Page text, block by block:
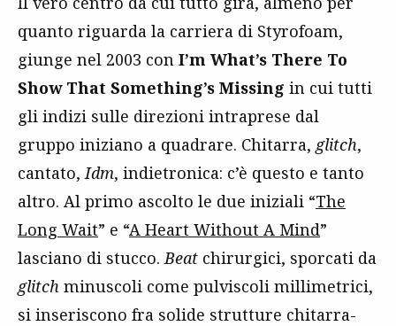
quanto riguarda la carriera di Styrofoam,
giunge nel 2003 con I’m What’s There To
Show That Something’s Missing in cui tutti
gli indizi sulle direzioni intraprese dal
gruppo iniziano a quadrare. Chitarra, glitch,
cantato, Idm, indietronica: c’è questo e tanto
altro. Al primo ascolto le due iniziali “The
Long Wait” e “A Heart Without A Mind”
lasciano di stucco. Beat chirurgici, sporcati da
glitch minuscoli come pulviscoli millimetrici,
si inseriscono fra solide strutture chitarra-